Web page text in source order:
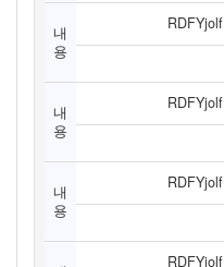
내
용
RDFYjolf
내
용
RDFYjolf
내
용
RDFYjolf
RDFYjolf